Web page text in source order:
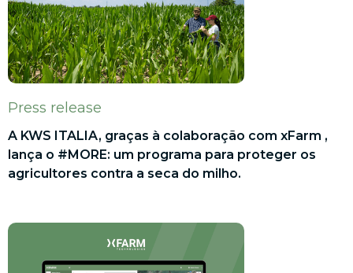
Press release
A KWS ITALIA, graças à colaboração com xFarm ,
lança o #MORE: um programa para proteger os
agricultores contra a seca do milho.